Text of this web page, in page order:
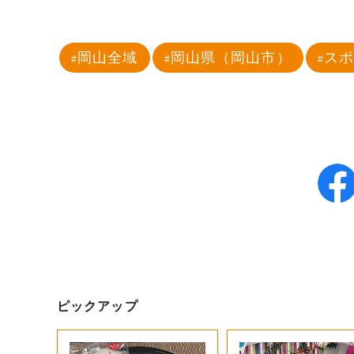
岡山全域 岡山県（岡山市） ス
ピックアップ